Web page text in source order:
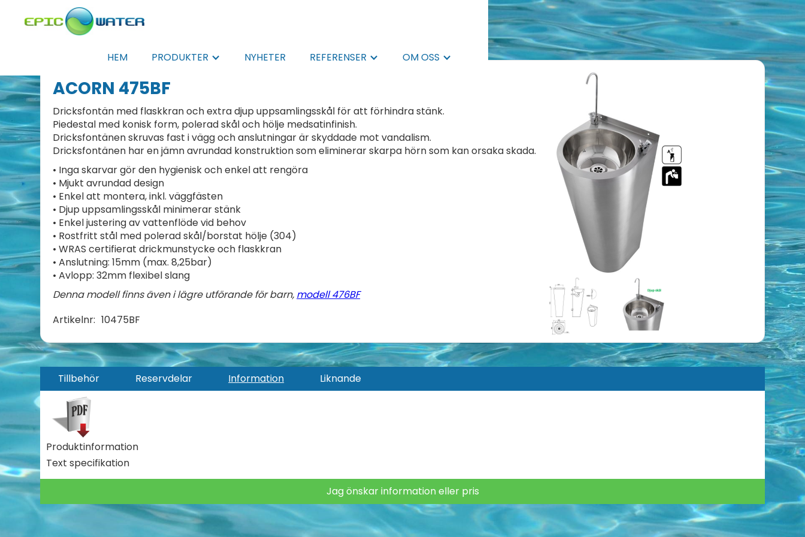
HEM PRODUKTER NYHETER REFERENSER OM OSS
ACORN 475BF
Dricksfontän med flaskkran och extra djup uppsamlingsskål för att förhindra stänk.
Piedestal med konisk form, polerad skål och hölje medsatinfinish.
Dricksfontänen skruvas fast i vägg och anslutningar är skyddade mot vandalism.
Dricksfontänen har en jämn avrundad konstruktion som eliminerar skarpa hörn som kan orsaka skada.
• Inga skarvar gör den hygienisk och enkel att rengöra
• Mjukt avrundad design
• Enkel att montera, inkl. väggfästen
• Djup uppsamlingsskål minimerar stänk
• Enkel justering av vattenflöde vid behov
• Rostfritt stål med polerad skål/borstat hölje (304)
• WRAS certifierat drickmunstycke och flaskkran
• Anslutning: 15mm (max. 8,25bar)
• Avlopp: 32mm flexibel slang
Denna modell finns även i lägre utförande för barn, modell 476BF
Artikelnr: 10475BF
Tillbehör Reservdelar Information Liknande
Produktinformation
Text specifikation
Jag önskar information eller pris